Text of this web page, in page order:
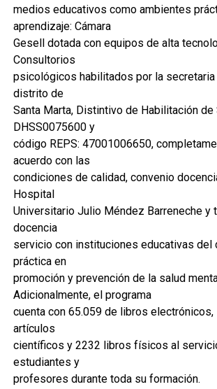
medios educativos como ambientes
aprendizaje: Cámara
Gesell dotada con equipos de alta
Consultorios
psicológicos habilitados por la
distrito de
Santa Marta, Distintivo de Habilitación de
DHSS0075600 y
código REPS: 47001006650,
acuerdo con las
condiciones de calidad, convenio
Hospital
Universitario Julio Méndez Barreneche y
docencia
servicio con instituciones educativas del
práctica en
promoción y prevención de la salud
Adicionalmente, el programa
cuenta con 65.059 de libros electrónicos,
artículos
científicos y 2232 libros físicos al
estudiantes y
profesores durante toda su formación.